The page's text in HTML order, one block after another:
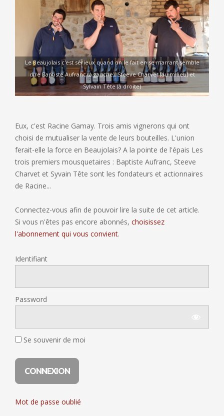
Le Beaujolais c'est sérieux quand on le fait en se marrant semble
dire Baptiste Aufranc (à gauche), Steeve Charvet (au milieu) et
Sylvain Tête (à droite)
Eux, c'est Racine Gamay. Trois amis vignerons qui ont
choisi de mutualiser la vente de leurs bouteilles. L'union
ferait-elle la force en Beaujolais? A la pointe de l'épais Les
trois premiers mousquetaires : Baptiste Aufranc, Steeve
Charvet et Syvain Tête sont les fondateurs et actionnaires
de Racine...
Connectez-vous afin de pouvoir lire la suite de cet article.
Si vous n'êtes pas encore abonnés, choisissez
l'abonnement qui vous convient.
Identifiant
Password
Se souvenir de moi
Mot de passe oublié